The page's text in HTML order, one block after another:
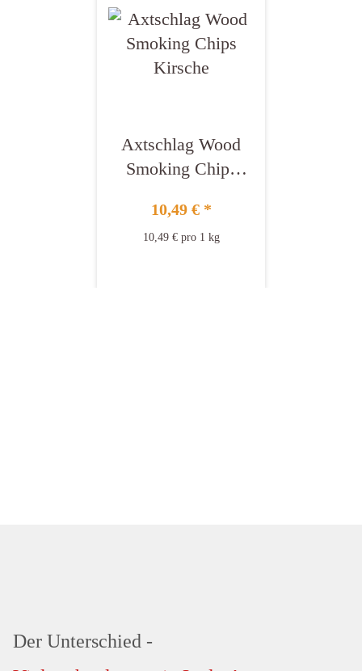
Axtschlag Wood
Smoking Chips
10,49 € *
10,49 € pro 1 kg
Der Unterschied -